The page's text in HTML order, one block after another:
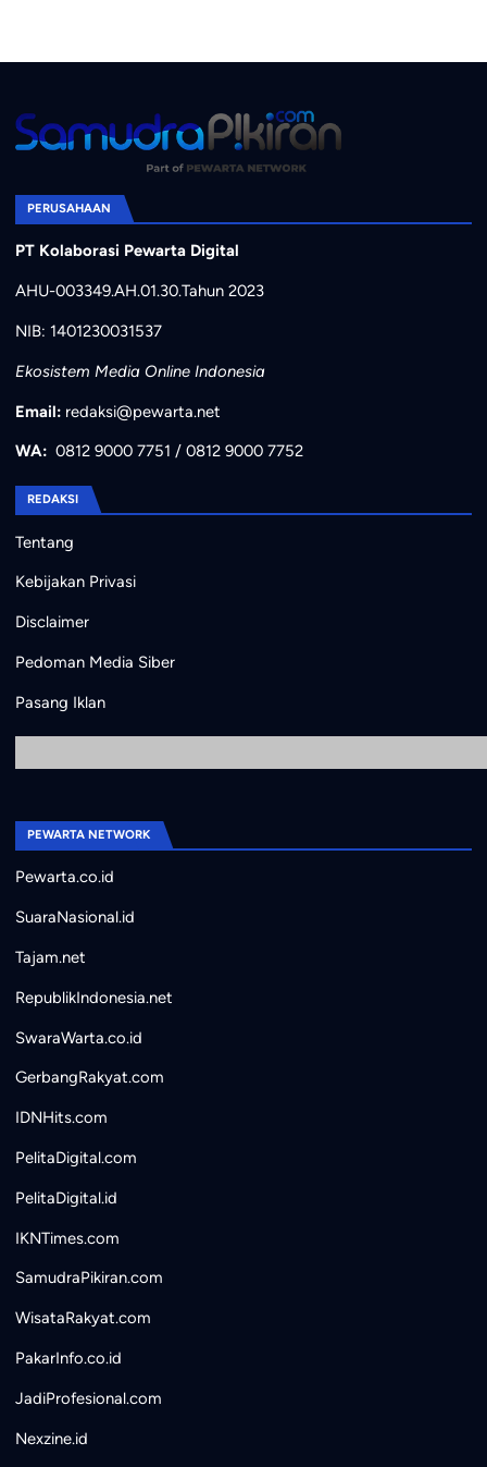
PERUSAHAAN
PT Kolaborasi Pewarta Digital
AHU-003349.AH.01.30.Tahun 2023
NIB: 1401230031537
Ekosistem Media Online Indonesia
Email: redaksi@pewarta.net
WA: 0812 9000 7751 / 0812 9000 7752
REDAKSI
Tentang
Kebijakan Privasi
Disclaimer
Pedoman Media Siber
Pasang Iklan
PEWARTA NETWORK
Pewarta.co.id
SuaraNasional.id
Tajam.net
RepublikIndonesia.net
SwaraWarta.co.id
GerbangRakyat.com
IDNHits.com
PelitaDigital.com
PelitaDigital.id
IKNTimes.com
SamudraPikiran.com
WisataRakyat.com
PakarInfo.co.id
JadiProfesional.com
Nexzine.id